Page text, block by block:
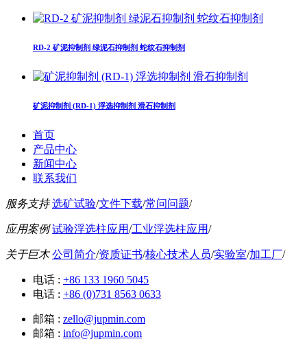
RD-2 矿泥抑制剂 绿泥石抑制剂 蛇纹石抑制剂
矿泥抑制剂 (RD-1) 浮选抑制剂 滑石抑制剂
首页
产品中心
新闻中心
联系我们
服务支持 选矿试验/文件下载/常问问题/
应用案例 试验浮选柱应用/工业浮选柱应用/
关于巨木 公司简介/资质证书/核心技术人员/实验室/加工厂/
电话 : +86 133 1960 5045
电话 : +86 (0)731 8563 0633
邮箱 : zello@jupmin.com
邮箱 : info@jupmin.com